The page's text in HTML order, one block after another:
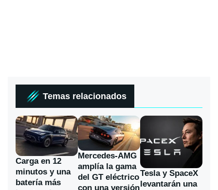
Temas relacionados
Carga en 12
minutos y una
batería más
Mercedes-AMG
amplía la gama
del GT eléctrico
con una versión
Tesla y SpaceX
levantarán una